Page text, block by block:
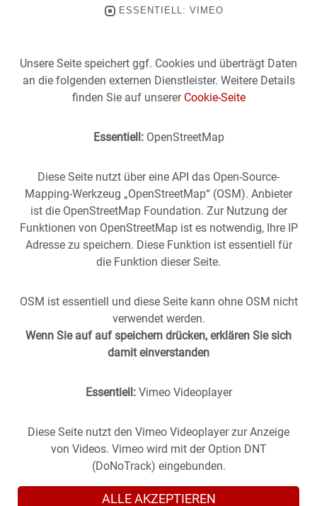
Stuttgart aus derVergangenheitin dieGegenwart
Historische Fotos aus Stuttgart im direkten Vergleich mit
zeitgenössischen Bildern.
ESSENTIELL: VIMEO
Unsere Seite speichert ggf. Cookies und überträgt Daten
an die folgenden externen Dienstleister. Weitere Details
finden Sie auf unserer Cookie-Seite
Essentiell:OpenStreetMap
Diese Seite nutzt über eine API das Open-Source-
Mapping-Werkzeug „OpenStreetMap“ (OSM). Anbieter
ist die OpenStreetMap Foundation. Zur Nutzung der
Funktionen von OpenStreetMap ist es notwendig, Ihre IP
Adresse zu speichern. Diese Funktion ist essentiell für
die Funktion dieser Seite.
OSM ist essentiell und diese Seite kann ohne OSM nicht
verwendet werden.
Wenn Sie auf auf speichern drücken, erklären Sie sich
damit einverstanden
Essentiell:Vimeo Videoplayer
Diese Seite nutzt den Vimeo Videoplayer zur Anzeige
von Videos. Vimeo wird mit der Option DNT
(DoNoTrack) eingebunden.
ALLE AKZEPTIEREN